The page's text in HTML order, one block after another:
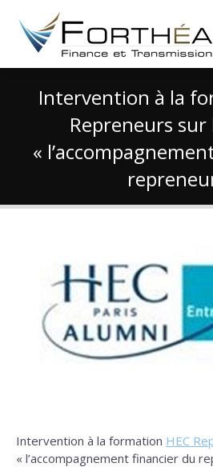
Intervention à la
Repreneurs
«
Vous
Intervention à la formation HEC
« l’accompagnement financier du